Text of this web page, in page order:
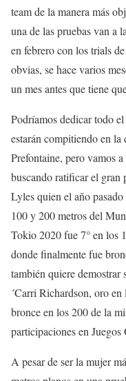
team de la manera más
una de las pruebas van a
en febrero con los trials
obvias, se hace varios
un mes antes que tiene
Podríamos dedicar todo
estarán compitiendo en
Prefontaine, pero vamos
buscando ratificar el gran
Lyles quien el año
100 y 200 metros del
Tokio 2020 fue 7° en los
donde finalmente fue
también quiere demostrar
´Carri Richardson, oro
bronce en los 200 de la
participaciones en
A pesar de ser la mujer